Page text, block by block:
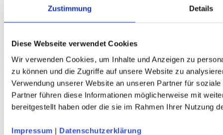
Zustimmung Details
Diese Webseite verwendet Cookies
Wir verwenden Cookies, um Inhalte und Anzeigen zu
zu können und die Zugriffe auf unsere Website zu
Verwendung unserer Website an unseren Partner für
Partner führen diese Informationen möglicherweise mit
bereitgestellt haben oder die sie im Rahmen Ihrer Nutzung
Impressum | Datenschutzerklärung
DAV Murmeltier Kinder T-Shirt
Bio-Baumwolle – marine – DAV Design